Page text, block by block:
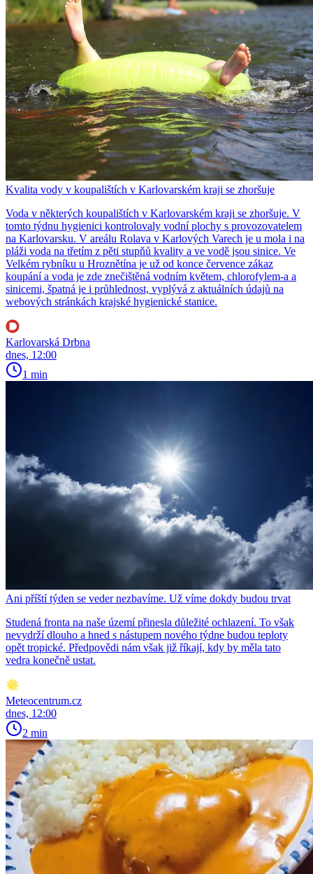
Kvalita vody v koupalištích v Karlovarském kraji se zhoršuje
Voda v některých koupalištích v Karlovarském kraji se zhoršuje. V
tomto týdnu hygienici kontrolovaly vodní plochy s provozovatelem
na Karlovarsku. V areálu Rolava v Karlových Varech je u mola i na
pláži voda na třetím z pěti stupňů kvality a ve vodě jsou sinice. Ve
Velkém rybníku u Hroznětína je už od konce července zákaz
koupání a voda je zde znečištěná vodním květem, chlorofylem-a a
sinicemi, špatná je i průhlednost, vyplývá z aktuálních údajů na
webových stránkách krajské hygienické stanice.
Karlovarská Drbna
dnes, 12:00
1 min
Ani příští týden se veder nezbavíme. Už víme dokdy budou trvat
Studená fronta na naše území přinesla důležité ochlazení. To však
nevydrží dlouho a hned s nástupem nového týdne budou teploty
opět tropické. Předpovědi nám však již říkají, kdy by měla tato
vedra konečně ustat.
Meteocentrum.cz
dnes, 12:00
2 min